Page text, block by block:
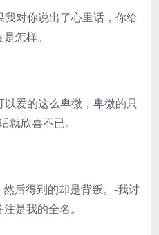
对你说出了心里话，你给
怎样。
爱的这么卑微，卑微的只
就欣喜不已。
后得到的却是背叛。-我讨
是我的全名。